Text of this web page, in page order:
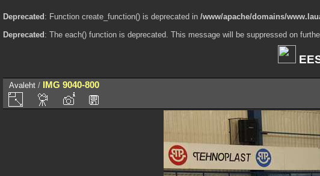
Deprecated : Function create_function() is deprecated in /www/apache/domains/
Deprecated : The each() function is deprecated. This message will be suppressed on
Avaleht / IMG 9040-800